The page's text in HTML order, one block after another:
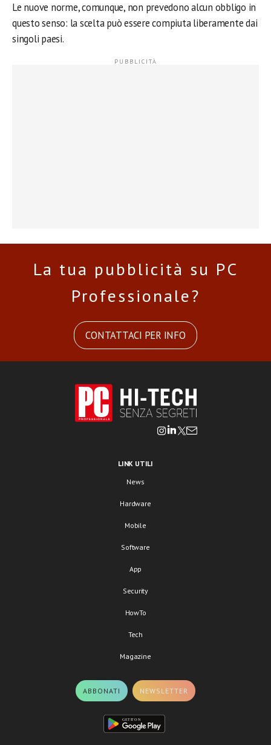
Le nuove norme, comunque, non prevedono alcun obbligo in
questo senso: la scelta può essere compiuta liberamente dai
singoli paesi.
La tua pubblicità su PC
Professionale?
CONTATTACI PER INFO
LINK UTILI
News
Hardware
Mobile
Software
App
Security
HowTo
Tech
Magazine
ABBONATI NEWSLETTER